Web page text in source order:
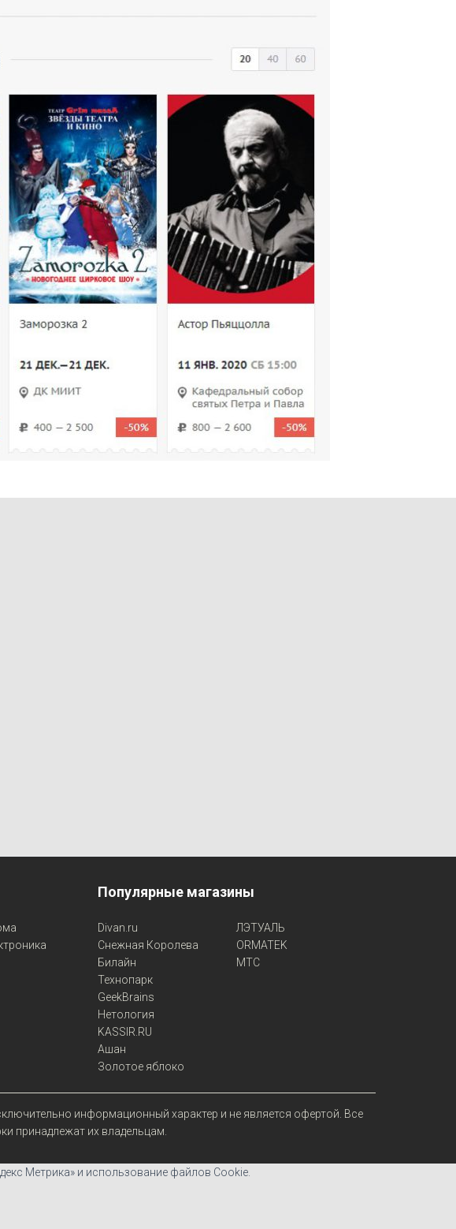
Популярные магазины
Divan.ru
Снежная Королева
Билайн
Технопарк
GeekBrains
Нетология
KASSIR.RU
Ашан
Золотое яблоко
ЛЭТУАЛЬ
ORMATEK
МТС
информационный характер и не является офертой. Все
принадлежат их владельцам.
Метрика» и использование файлов Cookie.